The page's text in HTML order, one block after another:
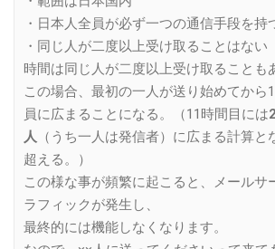
・日本人全員が必ず一つの通信手段を持
・同じ人が二度以上受け取ることはない
時間は同じ人が二度以上受け取ることも
この場合、最初の一人が送り始めてから
員に広まることになる。（11時間目には
人
（うち一人は発信者）に広まる計算と
超える。）
この様な事が頻繁に起こると、メールサ
ラフィックが発生し、
最終的には機能しなくなります。